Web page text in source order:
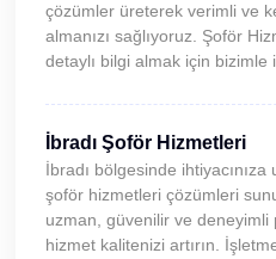
çözümler üreterek verimli ve
almanızı sağlıyoruz. Şoför
detaylı bilgi almak için bizimle
İbradı Şoför Hizmetleri
İbradı bölgesinde
şoför hizmetleri çözümleri
uzman, güvenilir ve deneyimli
hizmet kalitenizi artırın.